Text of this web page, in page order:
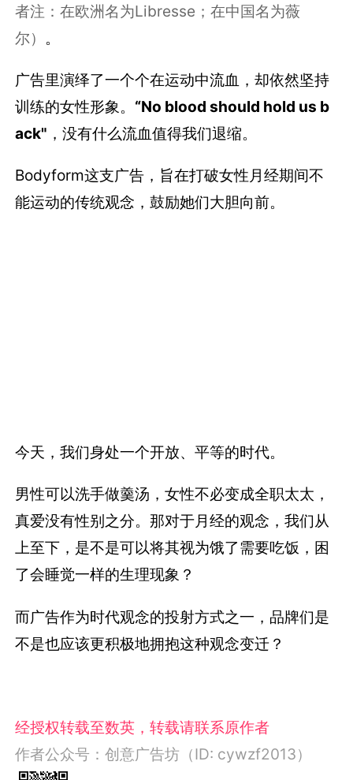
者注：在欧洲名为Libresse；在中国名为薇
尔） 。
广告里演绎了一个个在运动中流血，却依然坚持
训练的女性形象。 “No blood should hold us b
ack" ，没有什么流血值得我们退缩。
Bodyform这支广告，旨在打破女性月经期间不
能运动的传统观念，鼓励她们大胆向前。
今天，我们身处一个开放、平等的时代。
男性可以洗手做羹汤，女性不必变成全职太太，
真爱没有性别之分。那对于月经的观念，我们从
上至下，是不是可以将其视为饿了需要吃饭，困
了会睡觉一样的生理现象？
而广告作为时代观念的投射方式之一，品牌们是
不是也应该更积极地拥抱这种观念变迁？
经授权转载至数英，转载请联系原作者
作者公众号：创意广告坊（ID: cywzf2013）